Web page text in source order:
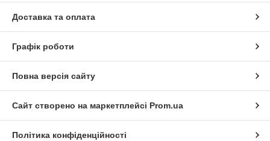
Доставка та оплата
Графік роботи
Повна версія сайту
Сайт створено на маркетплейсі Prom.ua
Політика конфіденційності